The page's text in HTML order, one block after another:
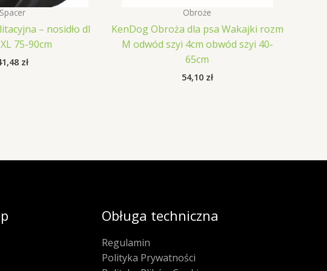
Spacer
– nosidło dl
75-90cm
zł
Obroże
KenDog Obroża dla psa Wakajki rozm
M odwód szyi 4cm obwód szyi 40-
65cm
54,10 zł
Obługa techniczna
Regulamin
Polityka Prywatności